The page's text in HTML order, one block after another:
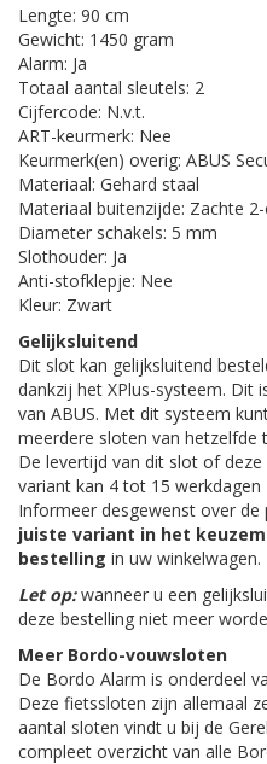
Lengte: 90 cm
Gewicht: 1450 gram
Alarm: Ja
Totaal aantal sleutels: 2
Cijfercode: N.v.t.
ART-keurmerk: Nee
Keurmerk(en) overig: ABUS
Materiaal: Gehard staal
Materiaal buitenzijde: Zachte
Diameter schakels: 5 mm
Slothouder: Ja
Anti-stofklepje: Nee
Kleur: Zwart
Gelijksluitend
Dit slot kan gelijksluitend
dankzij het XPlus-systeem. Dit
van ABUS. Met dit systeem
meerdere sloten van hetzelfde
De levertijd van dit slot of
variant kan 4 tot 15
Informeer desgewenst over de
juiste variant in het
bestelling in uw winkelwagen.
Let op:wanneer u een
deze bestelling niet meer
Meer Bordo-vouwsloten
De Bordo Alarm is onderdeel
Deze fietssloten zijn allemaal
aantal sloten vindt u bij de
compleet overzicht van alle